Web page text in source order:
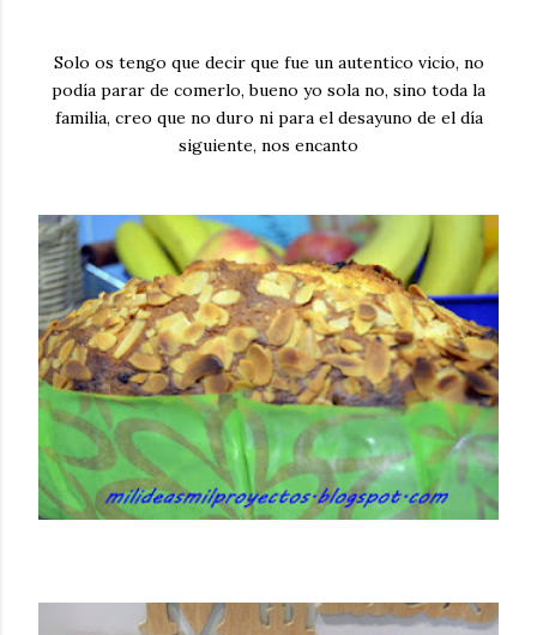
Solo os tengo que decir que fue un autentico vicio, no
podía parar de comerlo, bueno yo sola no, sino toda la
familia, creo que no duro ni para el desayuno de el día
siguiente, nos encanto